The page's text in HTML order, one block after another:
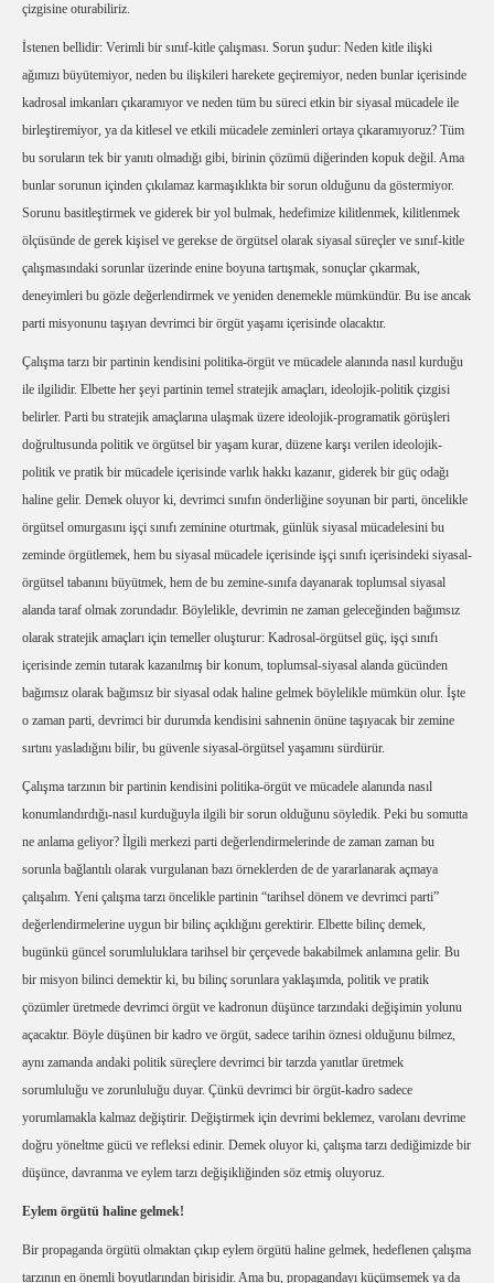
çizgisine oturabiliriz.
İstenen bellidir: Verimli bir sınıf-kitle çalışması. Sorun şudur: Neden kitle ilişki
ağımızı büyütemiyor, neden bu ilişkileri harekete geçiremiyor, neden bunlar içerisinde
kadrosal imkanları çıkaramıyor ve neden tüm bu süreci etkin bir siyasal mücadele ile
birleştiremiyor, ya da kitlesel ve etkili mücadele zeminleri ortaya çıkaramıyoruz? Tüm
bu soruların tek bir yanıtı olmadığı gibi, birinin çözümü diğerinden kopuk değil. Ama
bunlar sorunun içinden çıkılamaz karmaşıklıkta bir sorun olduğunu da göstermiyor.
Sorunu basitleştirmek ve giderek bir yol bulmak, hedefimize kilitlenmek, kilitlenmek
ölçüsünde de gerek kişisel ve gerekse de örgütsel olarak siyasal süreçler ve sınıf-kitle
çalışmasındaki sorunlar üzerinde enine boyuna tartışmak, sonuçlar çıkarmak,
deneyimleri bu gözle değerlendirmek ve yeniden denemekle mümkündür. Bu ise ancak
parti misyonunu taşıyan devrimci bir örgüt yaşamı içerisinde olacaktır.
Çalışma tarzı bir partinin kendisini politika-örgüt ve mücadele alanında nasıl kurduğu
ile ilgilidir. Elbette her şeyi partinin temel stratejik amaçları, ideolojik-politik çizgisi
belirler. Parti bu stratejik amaçlarına ulaşmak üzere ideolojik-programatik görüşleri
doğrultusunda politik ve örgütsel bir yaşam kurar, düzene karşı verilen ideolojik-
politik ve pratik bir mücadele içerisinde varlık hakkı kazanır, giderek bir güç odağı
haline gelir. Demek oluyor ki, devrimci sınıfın önderliğine soyunan bir parti, öncelikle
örgütsel omurgasını işçi sınıfı zeminine oturtmak, günlük siyasal mücadelesini bu
zeminde örgütlemek, hem bu siyasal mücadele içerisinde işçi sınıfı içerisindeki siyasal-
örgütsel tabanını büyütmek, hem de bu zemine-sınıfa dayanarak toplumsal siyasal
alanda taraf olmak zorundadır. Böylelikle, devrimin ne zaman geleceğinden bağımsız
olarak stratejik amaçları için temeller oluşturur: Kadrosal-örgütsel güç, işçi sınıfı
içerisinde zemin tutarak kazanılmış bir konum, toplumsal-siyasal alanda gücünden
bağımsız olarak bağımsız bir siyasal odak haline gelmek böylelikle mümkün olur. İşte
o zaman parti, devrimci bir durumda kendisini sahnenin önüne taşıyacak bir zemine
sırtını yasladığını bilir, bu güvenle siyasal-örgütsel yaşamını sürdürür.
Çalışma tarzının bir partinin kendisini politika-örgüt ve mücadele alanında nasıl
konumlandırdığı-nasıl kurduğuyla ilgili bir sorun olduğunu söyledik. Peki bu somutta
ne anlama geliyor? İlgili merkezi parti değerlendirmelerinde de zaman zaman bu
sorunla bağlantılı olarak vurgulanan bazı örneklerden de de yararlanarak açmaya
çalışalım. Yeni çalışma tarzı öncelikle partinin “tarihsel dönem ve devrimci parti”
değerlendirmelerine uygun bir bilinç açıklığını gerektirir. Elbette bilinç demek,
bugünkü güncel sorumluluklara tarihsel bir çerçevede bakabilmek anlamına gelir. Bu
bir misyon bilinci demektir ki, bu bilinç sorunlara yaklaşımda, politik ve pratik
çözümler üretmede devrimci örgüt ve kadronun düşünce tarzındaki değişimin yolunu
açacaktır. Böyle düşünen bir kadro ve örgüt, sadece tarihin öznesi olduğunu bilmez,
aynı zamanda andaki politik süreçlere devrimci bir tarzda yanıtlar üretmek
sorumluluğu ve zorunluluğu duyar. Çünkü devrimci bir örgüt-kadro sadece
yorumlamakla kalmaz değiştirir. Değiştirmek için devrimi beklemez, varolanı devrime
doğru yöneltme gücü ve refleksi edinir. Demek oluyor ki, çalışma tarzı dediğimizde bir
düşünce, davranma ve eylem tarzı değişikliğinden söz etmiş oluyoruz.
Eylem örgütü haline gelmek!
Bir propaganda örgütü olmaktan çıkıp eylem örgütü haline gelmek, hedeflenen çalışma
tarzının en önemli boyutlarından birisidir. Ama bu, propagandayı küçümsemek ya da